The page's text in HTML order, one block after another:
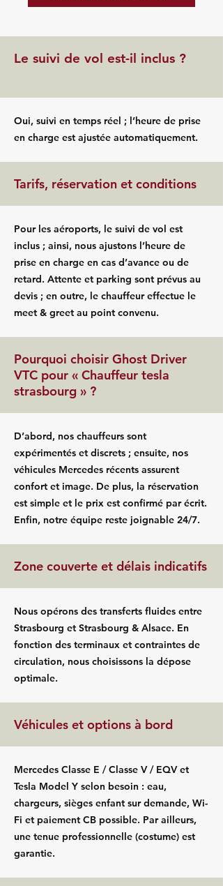
Le suivi de vol est-il inclus ?
Oui, suivi en temps réel ; l’heure de prise
en charge est ajustée automatiquement.
Tarifs, réservation et conditions
Pour les aéroports, le suivi de vol est
inclus ; ainsi, nous ajustons l’heure de
prise en charge en cas d’avance ou de
retard. Attente et parking sont prévus au
devis ; en outre, le chauffeur effectue le
meet & greet au point convenu.
Pourquoi choisir Ghost Driver
VTC pour « Chauffeur tesla
strasbourg » ?
D’abord, nos chauffeurs sont
expérimentés et discrets ; ensuite, nos
véhicules Mercedes récents assurent
confort et image. De plus, la réservation
est simple et le prix est confirmé par écrit.
Enfin, notre équipe reste joignable 24/7.
Zone couverte et délais indicatifs
Nous opérons des transferts fluides entre
Strasbourg et Strasbourg & Alsace. En
fonction des terminaux et contraintes de
circulation, nous choisissons la dépose
optimale.
Véhicules et options à bord
Mercedes Classe E / Classe V / EQV et
Tesla Model Y selon besoin : eau,
chargeurs, sièges enfant sur demande, Wi-
Fi et paiement CB possible. Par ailleurs,
une tenue professionnelle (costume) est
garantie.